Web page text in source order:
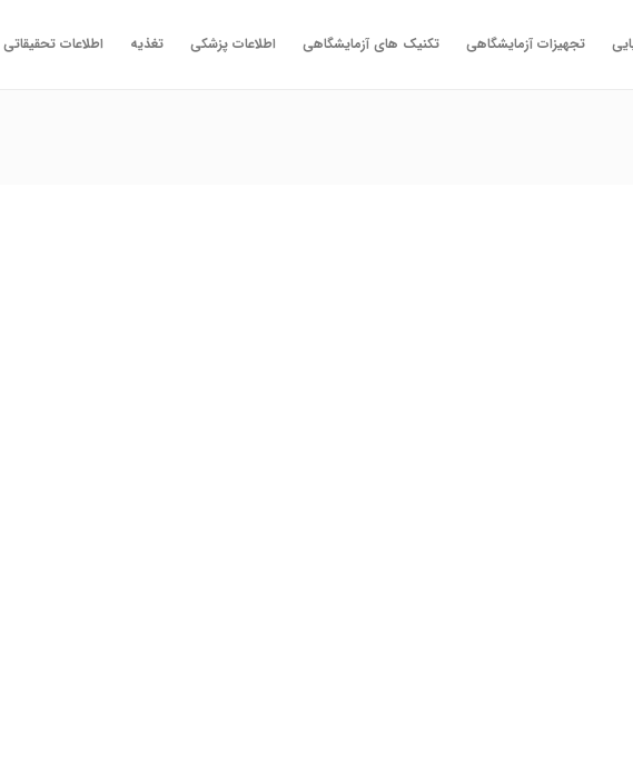
تجهیزات آزمایشگاهی تکنیک های آزمایشگاهی اطلاعات پزشکی تغذیه اطلاعات تحقیقاتی